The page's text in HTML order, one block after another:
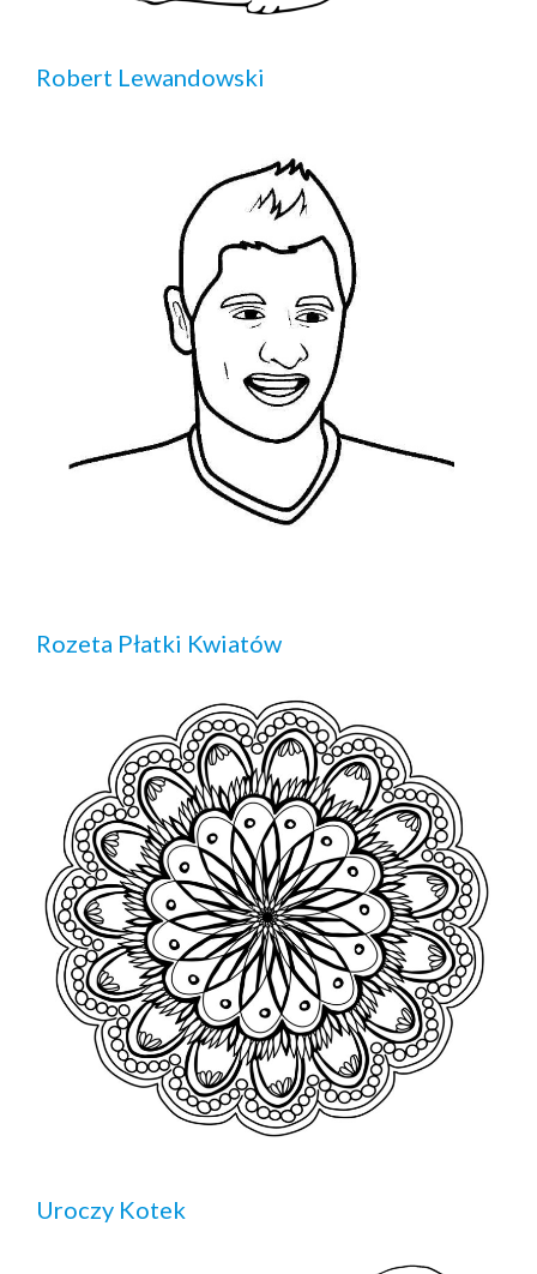
Robert Lewandowski
Rozeta Płatki Kwiatów
Uroczy Kotek